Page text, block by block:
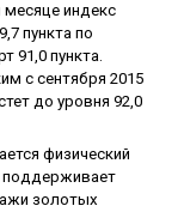
индекс
пункта по
91,0 пункта.
с сентября 2015
до уровня 92,0
физический
поддерживает
золотых